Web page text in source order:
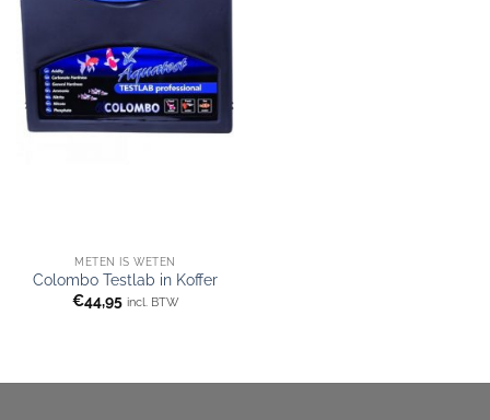
METEN IS WETEN
Colombo Testlab in Koffer
€44,95 incl. BTW